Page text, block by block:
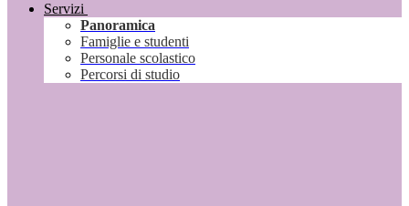
Servizi
Panoramica
Famiglie e studenti
Personale scolastico
Percorsi di studio